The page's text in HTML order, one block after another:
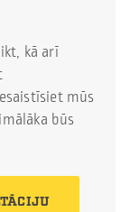
kā arī
mūs
būs